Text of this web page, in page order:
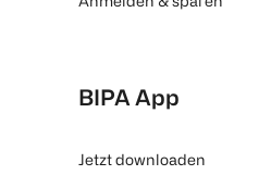
BIPA App
Jetzt downloaden